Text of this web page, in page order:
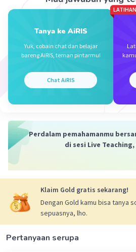
Tanya ke AiRIS
Yuk, cobain chat dan belajar
bareng AiRIS, teman pintarmu!
Chat AiRIS
Perdalam pemahamanmu
di sesi Live Teaching,
Klaim Gold gratis sekarang!
Dengan Gold kamu bisa tanya
sepuasnya, lho.
Pertanyaan serupa